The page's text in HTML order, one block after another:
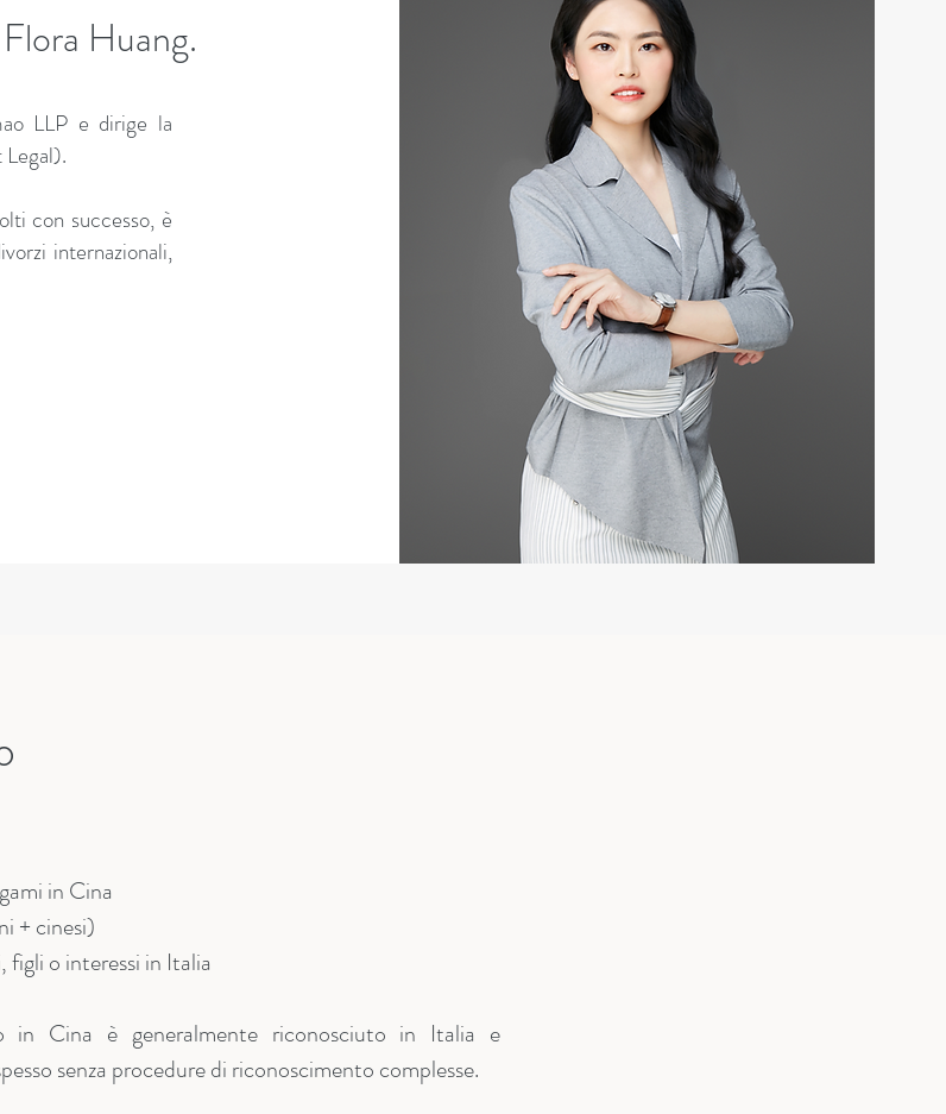
Huang.
LLP e dirige la
con successo, è
internazionali,
in Cina
+ cinesi)
figli o interessi in Italia
in Cina è generalmente riconosciuto in Italia e
senza procedure di riconoscimento complesse.